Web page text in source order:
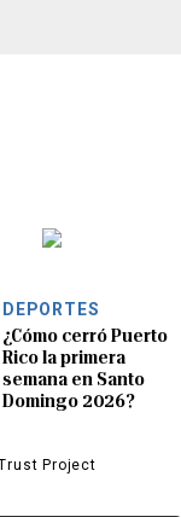
DEPORTES
¿Cómo cerró Puerto
Rico la primera
semana en Santo
Domingo 2026?